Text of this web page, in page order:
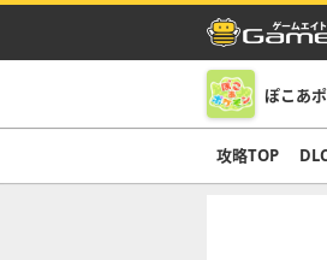
ぽこあ
攻略TOP